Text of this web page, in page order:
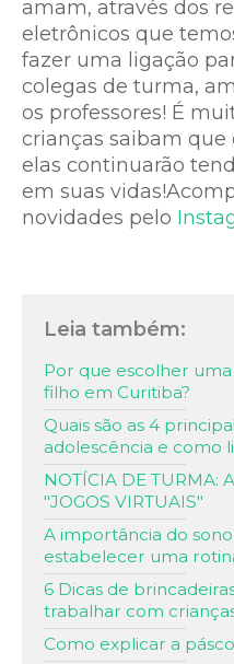
Leia também:
Por que escolher
filho em Curitiba?
Quais são as 4
adolescência e como
NOTÍCIA DE TURMA:
"JOGOS VIRTUAIS"
A importância do
estabelecer uma
6 Dicas de
trabalhar com
Como explicar a
amam, através dos
eletrônicos que
fazer uma ligação
colegas de turma,
os professores! É
crianças saibam que
elas continuarão
em suas
novidades pelo